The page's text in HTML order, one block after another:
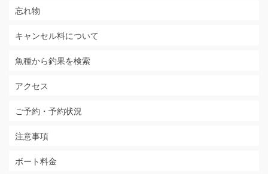
忘れ物
キャンセル料について
魚種から釣果を検索
アクセス
ご予約・予約状況
注意事項
ボート料金